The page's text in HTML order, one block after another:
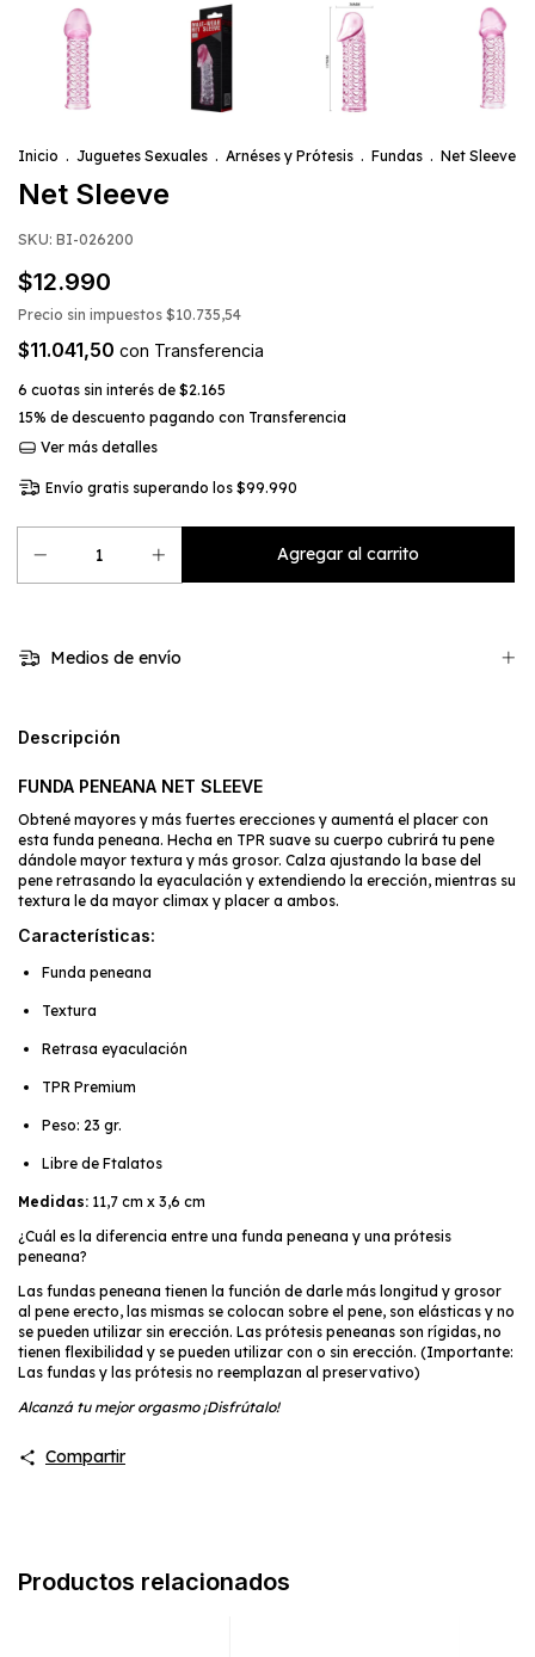
Inicio . Juguetes Sexuales . Arnéses y Prótesis . Fundas . Net Sleeve
Net Sleeve
SKU: BI-026200
$12.990
Precio sin impuestos $10.735,54
$11.041,50 con Transferencia
6 cuotas sin interés de $2.165
15% de descuento pagando con Transferencia
Ver más detalles
Envío gratis superando los $99.990
Medios de envío
Descripción
FUNDA PENEANA NET SLEEVE
Obtené mayores y más fuertes erecciones y aumentá el placer con
esta funda peneana. Hecha en TPR suave su cuerpo cubrirá tu pene
dándole mayor textura y más grosor. Calza ajustando la base del
pene retrasando la eyaculación y extendiendo la erección, mientras su
textura le da mayor climax y placer a ambos.
Características:
Funda peneana
Textura
Retrasa eyaculación
TPR Premium
Peso: 23 gr.
Libre de Ftalatos
Medidas: 11,7 cm x 3,6 cm
¿Cuál es la diferencia entre una funda peneana y una prótesis
peneana?
Las fundas peneana tienen la función de darle más longitud y grosor
al pene erecto, las mismas se colocan sobre el pene, son elásticas y no
se pueden utilizar sin erección. Las prótesis peneanas son rígidas, no
tienen flexibilidad y se pueden utilizar con o sin erección. (Importante:
Las fundas y las prótesis no reemplazan al preservativo)
Alcanzá tu mejor orgasmo ¡Disfrútalo!
Compartir
Productos relacionados